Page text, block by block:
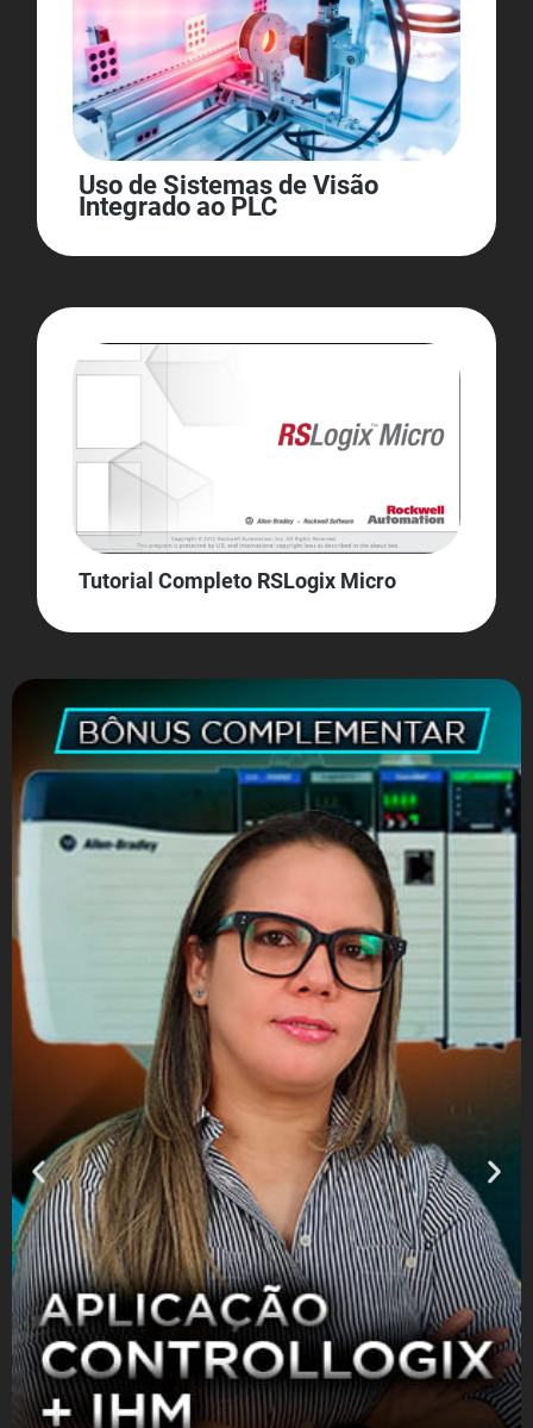
Uso de Sistemas de Visão
Integrado ao PLC
Tutorial Completo RSLogix Micro